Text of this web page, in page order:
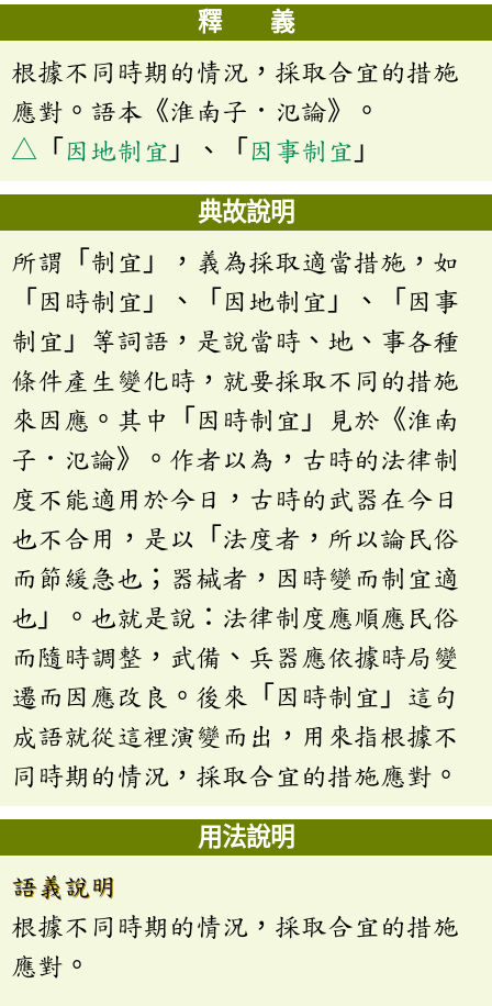
釋 義
根據不同時期的情況，採取合宜的措施
應對。語本《淮南子．氾論》。
△ 「 因地制宜 」、「 因事制宜 」
典故說明
所謂「制宜」，義為採取適當措施，如
「因時制宜」、「因地制宜」、「因事
制宜」等詞語，是說當時、地、事各種
條件產生變化時，就要採取不同的措施
來因應。其中「因時制宜」見於《淮南
子．氾論》。作者以為，古時的法律制
度不能適用於今日，古時的武器在今日
也不合用，是以「法度者，所以論民俗
而節緩急也；器械者，因時變而制宜適
也」。也就是說：法律制度應順應民俗
而隨時調整，武備、兵器應依據時局變
遷而因應改良。後來「因時制宜」這句
成語就從這裡演變而出，用來指根據不
同時期的情況，採取合宜的措施應對。
用法說明
語義說明
根據不同時期的情況，採取合宜的措施
應對。